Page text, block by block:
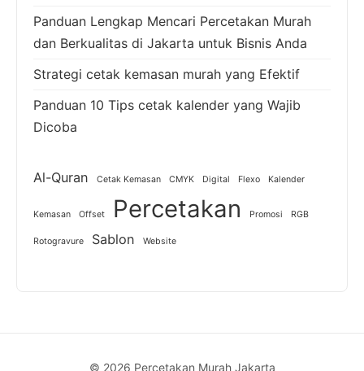
Panduan Lengkap Mencari Percetakan Murah
dan Berkualitas di Jakarta untuk Bisnis Anda
Strategi cetak kemasan murah yang Efektif
Panduan 10 Tips cetak kalender yang Wajib
Dicoba
Al-Quran Cetak Kemasan CMYK Digital Flexo Kalender
Kemasan Offset Percetakan Promosi RGB
Rotogravure Sablon Website
© 2026 Percetakan Murah Jakarta